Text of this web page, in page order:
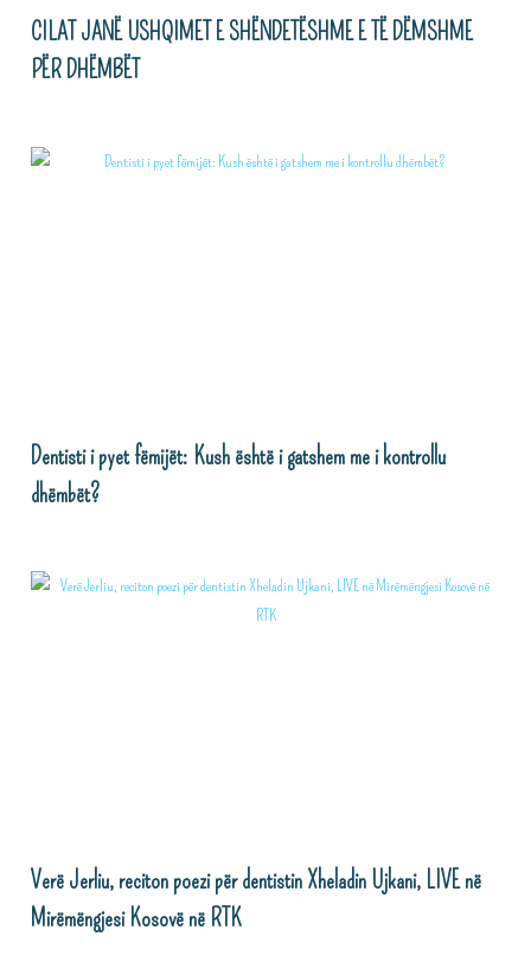
CILAT JANË USHQIMET E SHËNDETËSHME E TË DËMSHME
PËR DHËMBËT
Dentisti i pyet fëmijët: Kush është i gatshem me i kontrollu
dhëmbët?
Verë Jerliu, reciton poezi për dentistin Xheladin Ujkani, LIVE në
Mirëmëngjesi Kosovë në RTK